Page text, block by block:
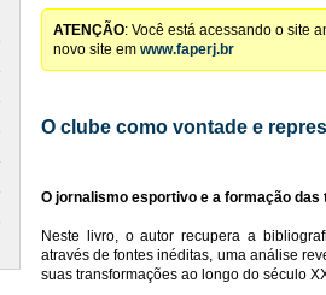
ATENÇÃO: Você está acessando o site
novo site em www.faperj.br
O clube como vontade e
O jornalismo esportivo e a formação
Neste livro, o autor recupera a
através de fontes inéditas, uma análise
suas transformações ao longo do século